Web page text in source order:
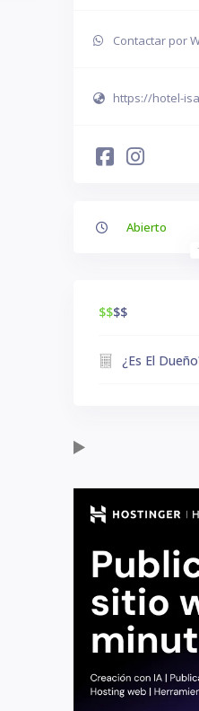
Contactar por
https://hotel-
Abierto
$$$$
¿Es El